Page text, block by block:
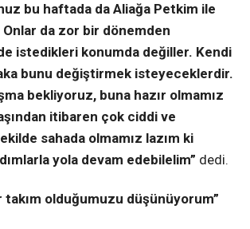
bu haftada da Aliağa Petkim ile
Onlar da zor bir dönemden
istedikleri konumda değiller. Kendi
bunu değiştirmek isteyeceklerdir.
bekliyoruz, buna hazır olmamız
itibaren çok ciddi ve
sahada olmamız lazım ki
yola devam edebilelim” dedi.
takım olduğumuzu düşünüyorum”